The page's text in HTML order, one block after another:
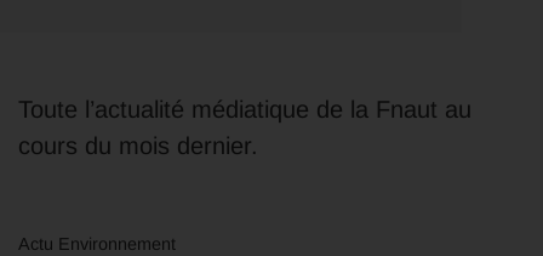
Toute l’actualité médiatique de la Fnaut au
cours du mois dernier.
Actu Environnement